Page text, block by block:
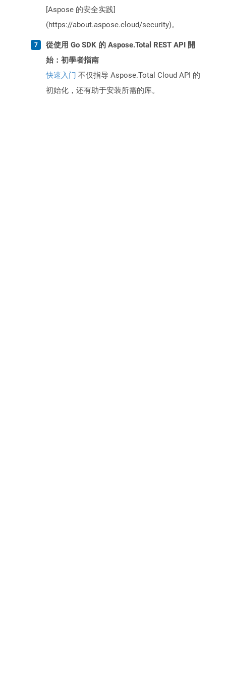
[Aspose 的安全实践]
(https://about.aspose.cloud/security)。
從使用 Go SDK 的 Aspose.Total REST API 開
始：初學者指南
快速入门 不仅指导 Aspose.Total Cloud API 的
初始化，还有助于安装所需的库。